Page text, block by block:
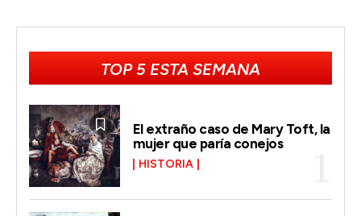
TOP 5 ESTA SEMANA
El extraño caso de Mary Toft, la
mujer que paría conejos
HISTORIA